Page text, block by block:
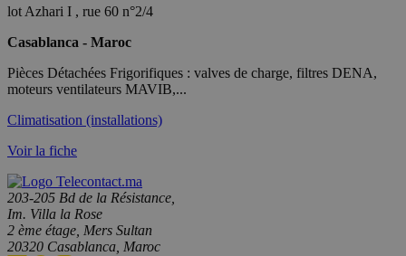
lot Azhari I , rue 60 n°2/4
Casablanca - Maroc
Pièces Détachées Frigorifiques : valves de charge, filtres DENA,
moteurs ventilateurs MAVIB,...
Climatisation (installations)
Voir la fiche
203-205 Bd de la Résistance,
Im. Villa la Rose
2 ème étage, Mers Sultan
20320 Casablanca, Maroc